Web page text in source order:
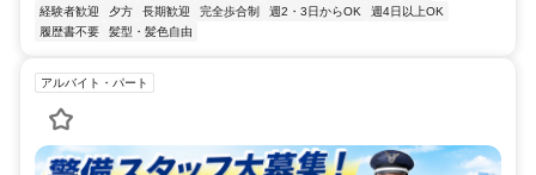
経験者歓迎
夕方 長期歓迎 完全歩合制 週2・3日からOK
週4日以上OK
履歴書不要
髪型・髪色自由
アルバイト・パート